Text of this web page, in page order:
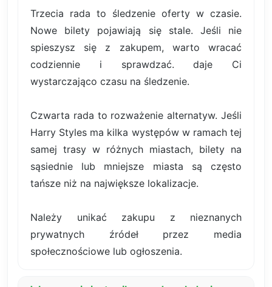
Trzecia rada to śledzenie oferty w czasie.
Nowe bilety pojawiają się stale. Jeśli nie
spieszysz się z zakupem, warto wracać
codziennie i sprawdzać. daje Ci
wystarczająco czasu na śledzenie.
Czwarta rada to rozważenie alternatyw. Jeśli
Harry Styles ma kilka występów w ramach tej
samej trasy w różnych miastach, bilety na
sąsiednie lub mniejsze miasta są często
tańsze niż na największe lokalizacje.
Należy unikać zakupu z nieznanych
prywatnych źródeł przez media
społecznościowe lub ogłoszenia.